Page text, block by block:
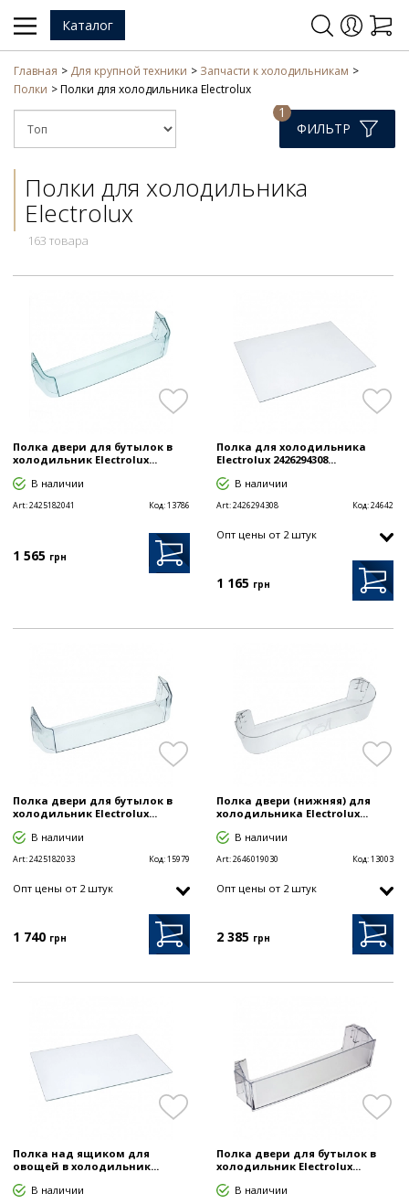
Каталог
Главная Для крупной техники
Запчасти к холодильникам
Полки
Полки для холодильника Electrolux
ФИЛЬТР
1
Полки для холодильника
Electrolux
163 товара
Полка двери для бутылок в
холодильник Electrolux...
В наличии
Art:2425182041 Код:13786
1 565 грн
Полка для холодильника
Electrolux 2426294308...
В наличии
Art:2426294308 Код:24642
Опт цены от 2 штук
1 165 грн
Полка двери для бутылок в
холодильник Electrolux...
В наличии
Art:2425182033 Код:15979
Опт цены от 2 штук
1 740 грн
Полка двери (нижняя) для
холодильника Electrolux...
В наличии
Art:2646019030 Код:13003
Опт цены от 2 штук
2 385 грн
Полка над ящиком для
овощей в холодильник...
В наличии
Полка двери для бутылок в
холодильник Electrolux...
В наличии